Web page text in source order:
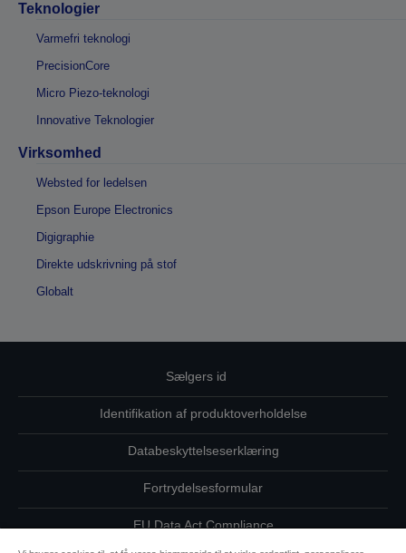
Teknologier
Varmefri teknologi
PrecisionCore
Micro Piezo-teknologi
Innovative Teknologier
Virksomhed
Websted for ledelsen
Epson Europe Electronics
Digigraphie
Direkte udskrivning på stof
Globalt
Sælgers id
Identifikation af produktoverholdelse
Databeskyttelseserklæring
Fortrydelsesformular
EU Data Act Compliance